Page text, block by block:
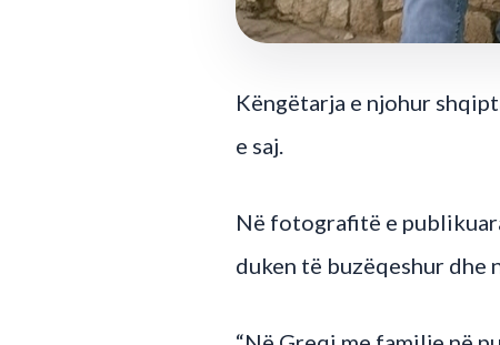
Këngëtarja e njohur
e saj.
Në fotografitë e
duken të buzëqeshur dhe